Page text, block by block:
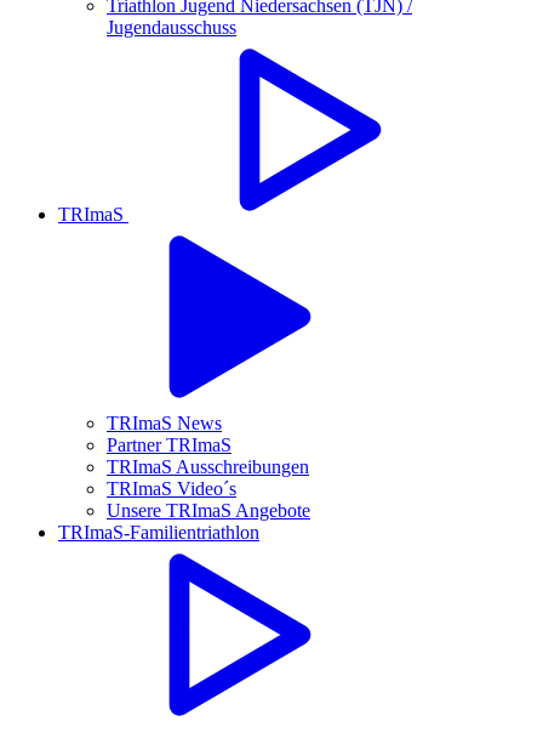
Triathlon Jugend Niedersachsen (TJN) /
Jugendausschuss
TRImaS
TRImaS News
Partner TRImaS
TRImaS Ausschreibungen
TRImaS Video´s
Unsere TRImaS Angebote
TRImaS-Familientriathlon